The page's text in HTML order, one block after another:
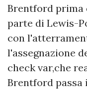
Brentford prima
parte di Lewis-
con
l'assegnazione
check var,che
Brentford passa